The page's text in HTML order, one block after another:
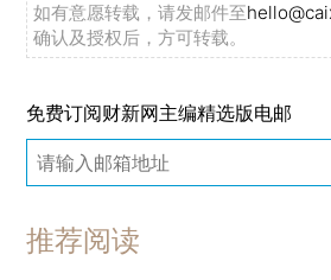
如有意愿转载，请发邮件至
确认及授权后，方可转载。
免费订阅财新网主编精选版电邮
推荐阅读